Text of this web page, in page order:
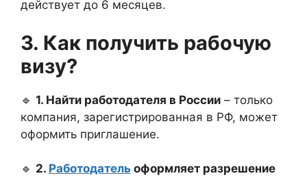
действует до 6 месяцев.
3. Как получить рабочую
визу?
🔹 1. Найти работодателя в России – только
компания, зарегистрированная в РФ, может
оформить приглашение.
🔹 2. Работодатель оформляет разрешение